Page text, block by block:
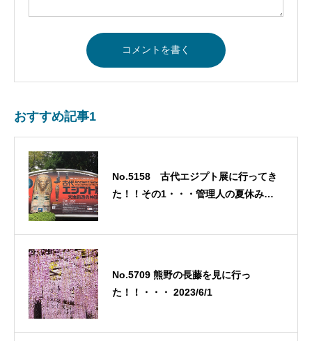
おすすめ記事1
No.5158 古代エジプト展に行ってき
た！！その1・・・管理人の夏休み一
No.5709 熊野の長藤を見に行っ
た！！・・・ 2023/6/1